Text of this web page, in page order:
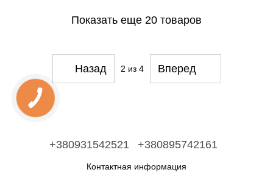
Показать еще 20 товаров
Назад 2 из 4 Вперед
+380931542521 +380895742161
Контактная информация